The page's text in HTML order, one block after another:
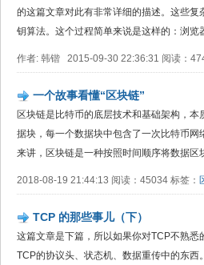
的这篇文章对此有非常详细的描述。这些
钥算法。这个过程简单来说是这样的：浏
作者: 韩锴 2015-09-30 22:36:31 阅读：
一个故事看懂“区块链”
区块链是比特币的底层技术和基础架构，
据块，每一个数据块中包含了一次比特币
来讲，区块链是一种按照时间顺序将数据
2018-08-19 21:44:13 阅读：45034 标签：
TCP 的那些事儿（下）
这篇文章是下篇，所以如果你对TCP不熟
TCP的协议头、状态机、数据重传中的东